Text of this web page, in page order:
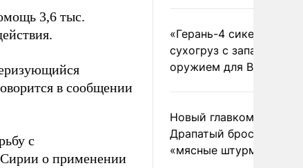
3,6 тыс.
в сообщении
с
Сирии о применении
«Герань-4 сикер»
сухогруз с западным
оружием для ВСУ
Новый главком ВСУ
Драпатый бросил
«мясные штурмы»